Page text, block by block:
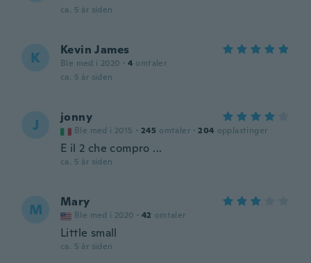
ca. 5 år siden
K Kevin James
Ble med i 2020 · 4 omtaler
ca. 5 år siden
J jonny
Ble med i 2015 · 245 omtaler · 204 opplastinger
E il 2 che compro ...
ca. 5 år siden
M Mary
Ble med i 2020 · 42 omtaler
Little small
ca. 5 år siden